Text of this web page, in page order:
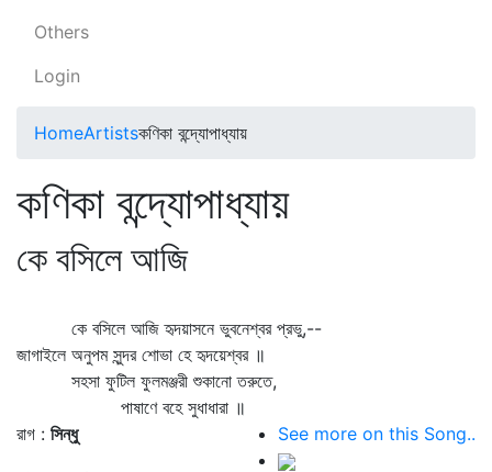
Others
Login
HomeArtistsকণিকা বন্দ্যোপাধ্যায়
কণিকা বন্দ্যোপাধ্যায়
কে বসিলে আজি
কে বসিলে আজি হৃদয়াসনে ভুবনেশ্বর প্রভু,--
জাগাইলে অনুপম সুন্দর শোভা হে হৃদয়েশ্বর ॥
সহসা ফুটিল ফুলমঞ্জরী শুকানো তরুতে,
পাষাণে বহে সুধাধারা ॥
রাগ : সিন্ধু
See more on this Song..